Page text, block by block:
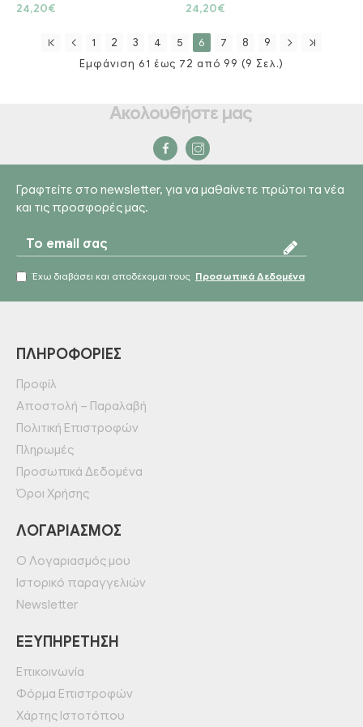
24,20€
24,20€
1 2 3 4 5 6 7 8
9
Εμφάνιση 61 έως 72 από 99 (9 Σελ.)
Ακολουθήστε μας
Γραφτείτε στο newsletter, για να μαθαίνετε πρώτοι τα νέα
και τις προσφορές μας.
Έχω διαβάσει και αποδέχομαι τους Προσωπικά Δεδομένα
ΠΛΗΡΟΦΟΡΊΕΣ
Προφίλ
Αποστολή – Παραλαβή
Πολιτική Επιστροφών
Πληρωμές
Προσωπικά Δεδομένα
Όροι Χρήσης
ΛΟΓΑΡΙΑΣΜΌΣ
Ο Λογαριασμός μου
Ιστορικό παραγγελιών
Newsletter
ΕΞΥΠΗΡΈΤΗΣΗ
Επικοινωνία
Φόρμα Επιστροφών
Χάρτης Ιστοτόπου